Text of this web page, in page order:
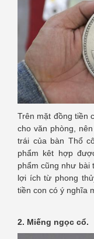
Trên mặt đồng tiền
cho văn phòng,
trái của bàn Thổ
phẩm kêt hợp
phẩm cũng như bài
lợi ích từ phong
tiền con có ý nghĩa
2. Miếng ngọc cổ.